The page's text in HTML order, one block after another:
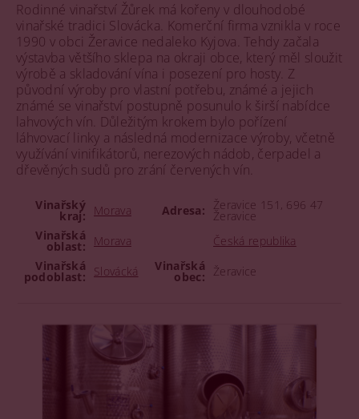
Rodinné vinařství Žůrek má kořeny v dlouhodobé
vinařské tradici Slovácka. Komerční firma vznikla v roce
1990 v obci Žeravice nedaleko Kyjova. Tehdy začala
výstavba většího sklepa na okraji obce, který měl sloužit
výrobě a skladování vína i posezení pro hosty. Z
původní výroby pro vlastní potřebu, známé a jejich
známé se vinařství postupně posunulo k širší nabídce
lahvových vín. Důležitým krokem bylo pořízení
láhvovací linky a následná modernizace výroby, včetně
využívání vinifikátorů, nerezových nádob, čerpadel a
dřevěných sudů pro zrání červených vín.
Vinařský
kraj: Morava Adresa: Žeravice 151, 696 47
Žeravice
Vinařská
oblast: Morava
Česká republika
Vinařská
podoblast: Slovácká Vinařská
obec: Žeravice